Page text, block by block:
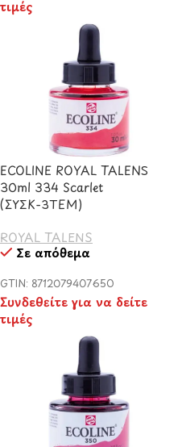
τιμές
ECOLINE ROYAL TALENS
30ml 334 Scarlet
(ΣΥΣΚ-3TEM)
ROYAL TALENS
Σε απόθεμα
GTIN: 8712079407650
Συνδεθείτε για να δείτε
τιμές